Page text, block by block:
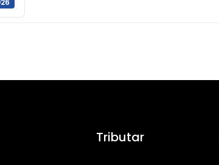
Tributar